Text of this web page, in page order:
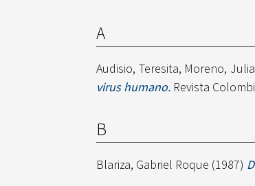
A
Audisio, Teresita, Moreno, Julia
virus humano. Revista
B
Blariza, Gabriel Roque (1987)